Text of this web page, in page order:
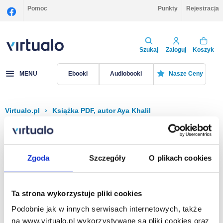
Zgoda Szczegóły O plikach cookies
Ta strona wykorzystuje pliki cookies
Podobnie jak w innych serwisach internetowych, także
na www.virtualo.pl wykorzystywane są pliki cookies oraz
Pomoc Punkty Rejestracja
Szukaj Zaloguj Koszyk
MENU Ebooki Audiobooki Nasze Ceny
Virtualo.pl › Książka PDF, autor Aya Khalil
Filtruj Sortuj
Na stronie